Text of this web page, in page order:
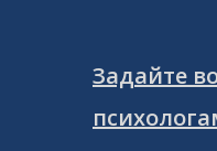
Задайте